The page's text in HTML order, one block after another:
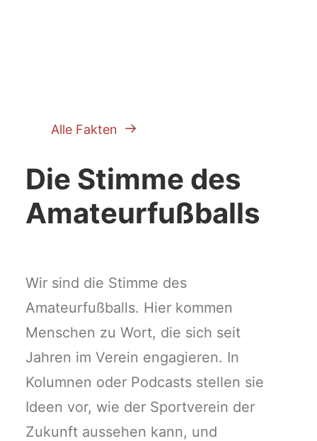
Alle Fakten
Die Stimme des
Amateurfußballs
Wir sind die Stimme des
Amateurfußballs. Hier kommen
Menschen zu Wort, die sich seit
Jahren im Verein engagieren. In
Kolumnen oder Podcasts stellen sie
Ideen vor, wie der Sportverein der
Zukunft aussehen kann, und